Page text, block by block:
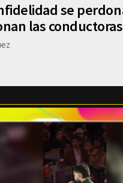
se
las conductoras